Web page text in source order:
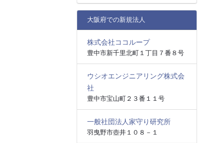
大阪府での新規法人
株式会社ココループ
豊中市新千里北町１丁目７番８号
ウシオエンジニアリング株式会
社
豊中市宝山町２３番１１号
一般社団法人家守り研究所
羽曳野市壺井１０８－１